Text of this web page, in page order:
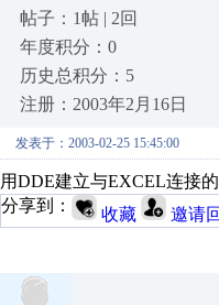
帖子：1帖 | 2回
年度积分：0
历史总积分：5
注册：2003年2月16日
发表于：2003-02-25 15:45:00
用DDE建立与EXCEL连接
分享到：
收藏 邀请